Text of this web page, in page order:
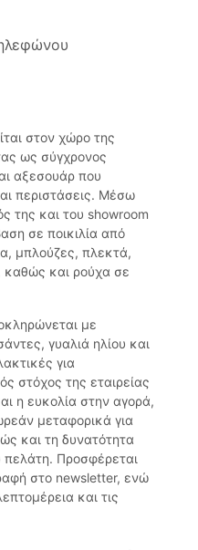
στον χώρο της
ως σύγχρονος
αξεσουάρ που
περιστάσεις. Μέσω
της και του showroom
σε ποικιλία από
μπλούζες, πλεκτά,
καθώς και ρούχα σε
με
γυαλιά ηλίου και
για
στόχος της εταιρείας
η ευκολία στην αγορά,
μεταφορικά για
και τη δυνατότητα
Προσφέρεται
στο newsletter, ενώ
και τις